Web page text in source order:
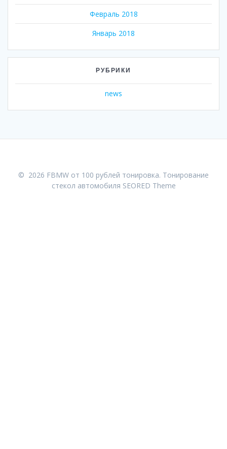
Февраль 2018
Январь 2018
РУБРИКИ
news
© 2026 FBMW от 100 рублей тонировка. Тонирование
стекол автомобиля SEORED Theme